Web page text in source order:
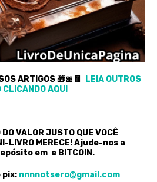
ARTIGOS 🎁🎀🧧
LEIA OUTROS
AQUI
VALOR JUSTO QUE VOCÊ
LIVRO MERECE! Ajude-nos a
em e BITCOIN.
pix: nnnnotsero@gmail.com